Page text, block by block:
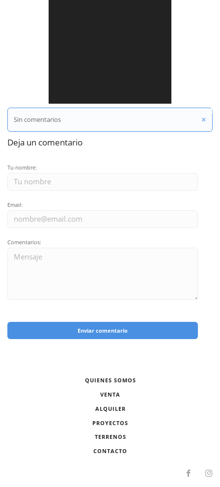
Sin comentarios
×
Deja un comentario
Tu nombre:
Email:
Comentarios:
Enviar comentario
QUIENES SOMOS
VENTA
ALQUILER
PROYECTOS
TERRENOS
CONTACTO